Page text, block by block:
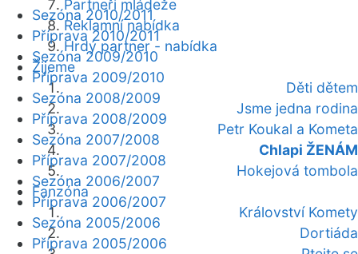
Partneři mládeže
Reklamní nabídka
Hrdý partner - nabídka
Žijeme
Děti dětem
Jsme jedna rodina
Petr Koukal a Kometa
Chlapi ŽENÁM
Hokejová tombola
Fanzóna
Království Komety
Dortiáda
Sezóna 2010/2011
Příprava 2010/2011
Sezóna 2009/2010
Příprava 2009/2010
Sezóna 2008/2009
Příprava 2008/2009
Sezóna 2007/2008
Příprava 2007/2008
Sezóna 2006/2007
Příprava 2006/2007
Sezóna 2005/2006
Příprava 2005/2006